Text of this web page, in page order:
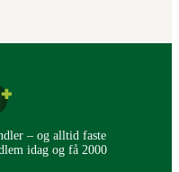
– og alltid faste
idag og få 2000